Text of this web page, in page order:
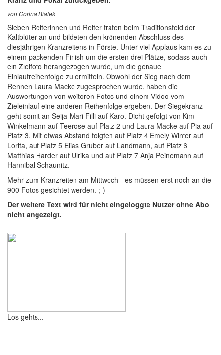
von Corina Bialek
Sieben Reiterinnen und Reiter traten beim Traditionsfeld der
Kaltblüter an und bildeten den krönenden Abschluss des
diesjährigen Kranzreitens in Förste. Unter viel Applaus kam es zu
einem packenden Finish um die ersten drei Plätze, sodass auch
ein Zielfoto herangezogen wurde, um die genaue
Einlaufreihenfolge zu ermitteln. Obwohl der Sieg nach dem
Rennen Laura Macke zugesprochen wurde, haben die
Auswertungen von weiteren Fotos und einem Video vom
Zieleinlauf eine anderen Reihenfolge ergeben. Der Siegekranz
geht somit an Seija-Mari Filli auf Karo. Dicht gefolgt von Kim
Winkelmann auf Teerose auf Platz 2 und Laura Macke auf Pia auf
Platz 3. Mit etwas Abstand folgten auf Platz 4 Emely Winter auf
Lorita, auf Platz 5 Elias Gruber auf Landmann, auf Platz 6
Matthias Harder auf Ulrika und auf Platz 7 Anja Peinemann auf
Hannibal Schaunitz.
Mehr zum Kranzreiten am Mittwoch - es müssen erst noch an die
900 Fotos gesichtet werden. ;-)
Der weitere Text wird für nicht eingeloggte Nutzer ohne Abo
nicht angezeigt.
Los gehts...